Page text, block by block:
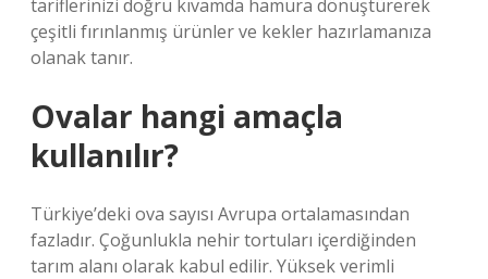
tariflerinizi doğru kıvamda hamura dönüştürerek
çeşitli fırınlanmış ürünler ve kekler hazırlamanıza
olanak tanır.
Ovalar hangi amaçla
kullanılır?
Türkiye’deki ova sayısı Avrupa ortalamasından
fazladır. Çoğunlukla nehir tortuları içerdiğinden
tarım alanı olarak kabul edilir. Yüksek verimli